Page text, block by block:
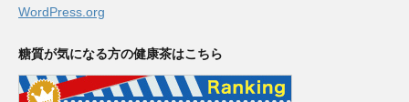
WordPress.org
糖質が気になる方の健康茶はこちら